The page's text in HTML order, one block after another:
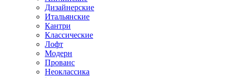
Дизайнерские
Итальянские
Кантри
Классические
Лофт
Модерн
Прованс
Неоклассика